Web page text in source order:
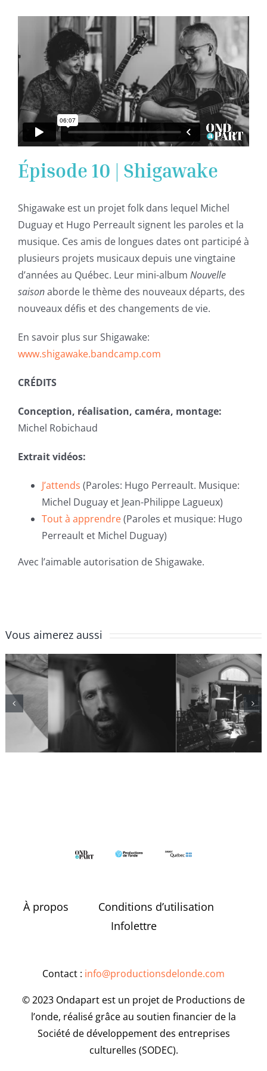
Épisode 10 | Shigawake
Shigawake est un projet folk dans lequel Michel
Duguay et Hugo Perreault signent les paroles et la
musique. Ces amis de longues dates ont participé à
plusieurs projets musicaux depuis une vingtaine
d’années au Québec. Leur mini-album Nouvelle
saisonaborde le thème des nouveaux départs, des
nouveaux défis et des changements de vie.
En savoir plus sur Shigawake:
www.shigawake.bandcamp.com
CRÉDITS
Conception, réalisation, caméra, montage:
Michel Robichaud
Extrait vidéos:
J’attends (Paroles: Hugo Perreault. Musique:
Michel Duguay et Jean-Philippe Lagueux)
Tout à apprendre(Paroles et musique: Hugo
Perreault et Michel Duguay)
Avec l’aimable autorisation de Shigawake.
Vous aimerez aussi
Épisode 4 |
Délais et
blocages
Épisode 3 | La
batterie
À propos
Conditions d’utilisation
Infolettre
Contact : info@productionsdelonde.com
© 2023 Ondapart est un projet de Productions de
l’onde, réalisé grâce au soutien financier de la
Société de développement des entreprises
culturelles (SODEC).